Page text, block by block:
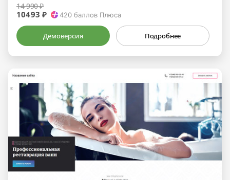
14 990 ₽
10493 ₽ 420 баллов Плюса
Демоверсия Подробнее